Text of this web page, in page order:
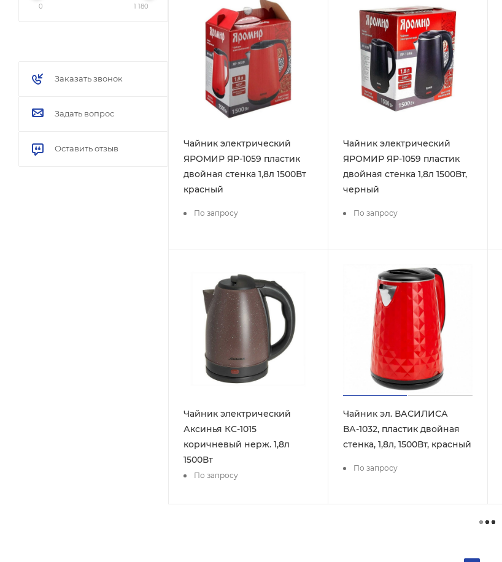
Чайник электрический
ЯРОМИР ЯР-1059 пластик
двойная стенка 1,8л 1500Вт
красный
По запросу
Чайник электрический
ЯРОМИР ЯР-1059 пластик
двойная стенка 1,8л 1500Вт,
черный
По запросу
Чайник электрический
Аксинья КС-1015
коричневый нерж. 1,8л
1500Вт
По запросу
Чайник эл. ВАСИЛИСА
ВА-1032, пластик двойная
стенка, 1,8л, 1500Вт, красный
По запросу
0 1 180
Заказать звонок
Задать вопрос
Оставить отзыв